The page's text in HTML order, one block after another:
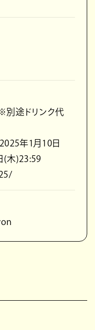
途ドリンク代
年1月10日
(木)23:59